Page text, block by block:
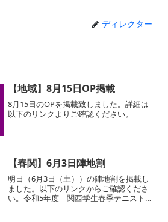
ディレクター
【地域】8月15日OP掲載
8月15日のOPを掲載致しました。詳細は
以下のリンクよりご確認ください。
【春関】6月3日陣地割
明日（6月3日（土））の陣地割を掲載し
ました。以下のリンクからご確認くださ
い。令和5年度 関西学生春季テニストー